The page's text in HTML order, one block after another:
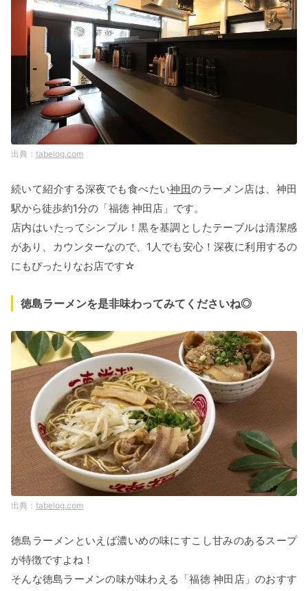
tabelog.com
続いて紹介する深夜でも食べたい神田のラーメン店は、神田
駅から徒歩約1分の「福徳 神田店」です。
店内はいたってシンプル！黒を基調としたテーブルは清潔感
があり、カウンターなので、1人でも安心！深夜に利用するの
にもぴったりなお店です☆
徳島ラーメンを是非味わってみてくださいね◎
tabelog.com
徳島ラーメンといえば濃いめの味にすこし甘みのあるスープ
が特徴ですよね！
そんな徳島ラーメンの味が味わえる「福徳 神田店」のおすす